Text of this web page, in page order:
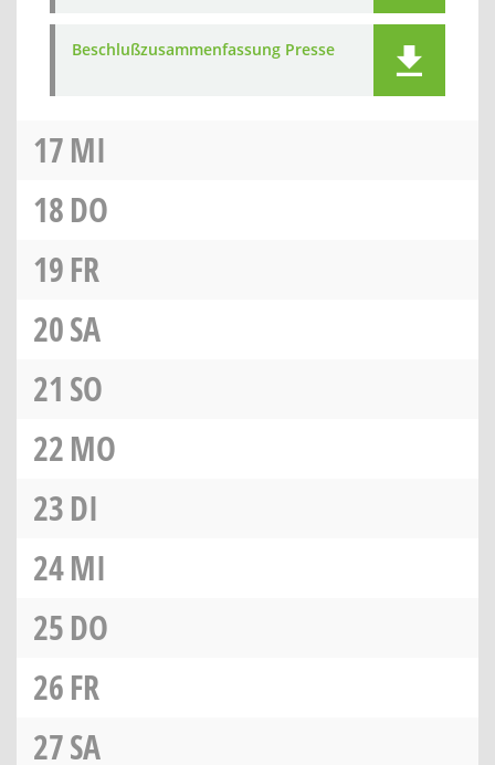
Beschlußzusammenfassung Presse
17MI
18DO
19FR
20SA
21 SO
22MO
23DI
24MI
25DO
26FR
27SA